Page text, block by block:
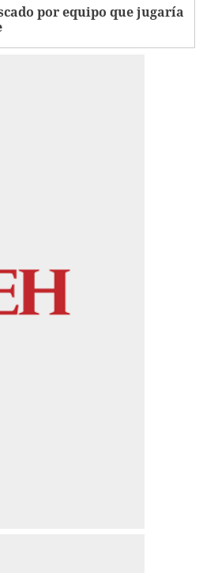
por equipo que jugaría